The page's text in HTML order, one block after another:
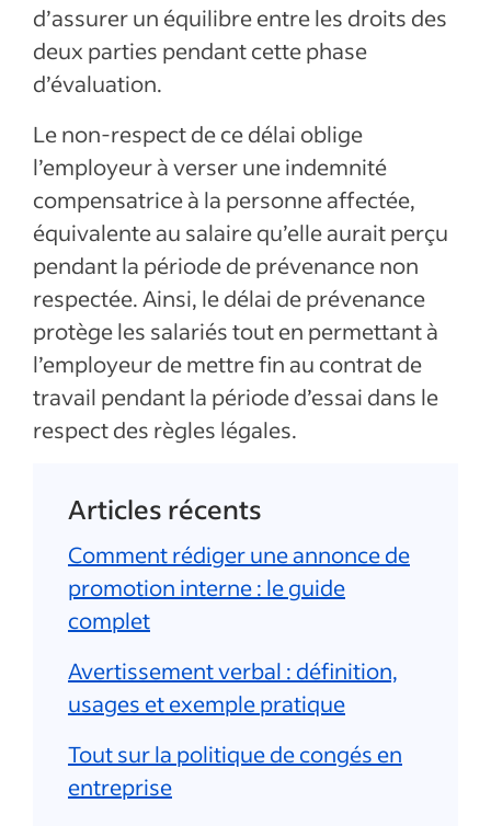
d’assurer un équilibre entre les droits des
deux parties pendant cette phase
d’évaluation.
Le non-respect de ce délai oblige
l’employeur à verser une indemnité
compensatrice à la personne affectée,
équivalente au salaire qu’elle aurait perçu
pendant la période de prévenance non
respectée. Ainsi, le délai de prévenance
protège les salariés tout en permettant à
l’employeur de mettre fin au contrat de
travail pendant la période d’essai dans le
respect des règles légales.
Articles récents
Comment rédiger une annonce de
promotion interne : le guide
complet
Avertissement verbal : définition,
usages et exemple pratique
Tout sur la politique de congés en
entreprise